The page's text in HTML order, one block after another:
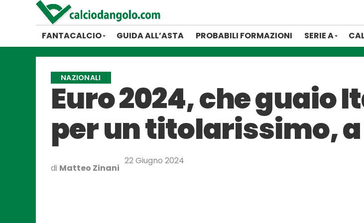
FANTACALCIO GUIDA ALL’ASTA PROBABILI FORMAZIONI SERIE A
NAZIONALI
Euro 2024, che guaio
per un titolarissimo,
di Matteo Zinani
22 Giugno 2024